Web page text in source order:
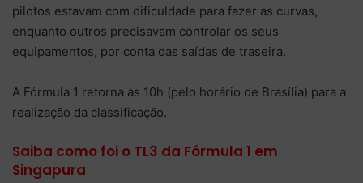
pilotos estavam com dificuldade para fazer as curvas,
enquanto outros precisavam controlar os seus
equipamentos, por conta das saídas de traseira.
A Fórmula 1 retorna às 10h (pelo horário de Brasília) para a
realização da classificação.
Saiba como foi o TL3 da Fórmula 1 em
Singapura